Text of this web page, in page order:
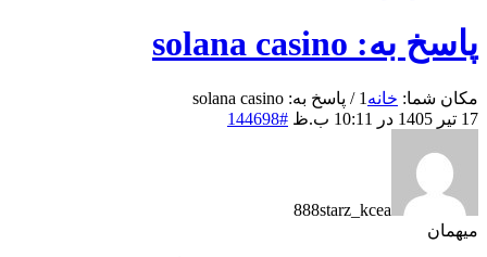
پاسخ به: solana casino
مکان شما: خانه 1
/ پاسخ به: solana casino
17 تیر 1405 در 10:11 ب.ظ
#144698
888starz_kcea
میهمان